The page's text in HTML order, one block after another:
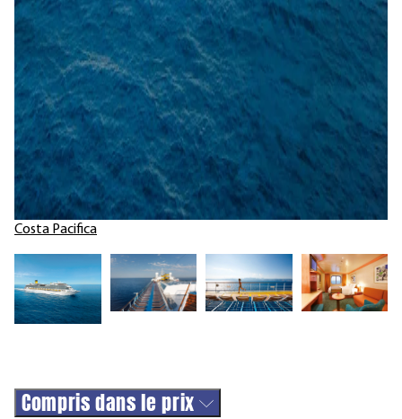
Costa Pacifica
Compris dans le prix